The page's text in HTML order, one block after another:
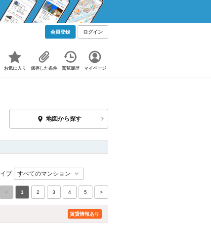
会員登録 ログイン
お気に入り 保存した条件 閲覧履歴 マイページ
地図から探す
プ
< 1 2 3 4 5 >
賃貸情報あり